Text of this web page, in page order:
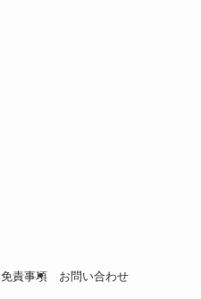
免責事項 お問い合わせ